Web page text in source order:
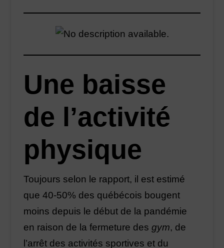
Une baisse
de l’activité
physique
Toujours selon le rapport, il est estimé
que 40-50% des québécois bougent
moins depuis le début de la pandémie
en raison de la fermeture desgym, de
l’arrêt des activités sportives et du